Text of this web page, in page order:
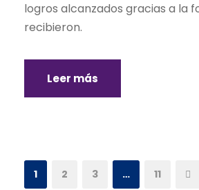
logros alcanzados gracias a la
recibieron.
Leer más
1 2 3 … 11